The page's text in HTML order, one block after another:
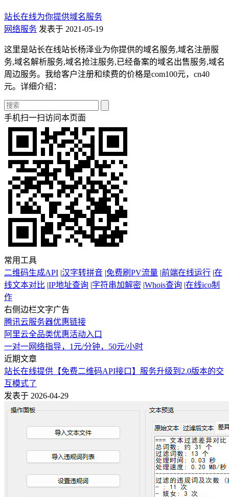
站长在线为你提供域名服务
网络服务 发表于 2021-05-19
这里是站长在线站长杨泽业为你提供的域名服务,域名注册服
务,域名解析服务,域名抢注服务,已经备案的域名出售服务,域名
周边服务。我给客户注册和续费的价格是com100元，cn40
元。详细介绍：
手机扫一扫访问本页面
常用工具
二维码生成API |汉字转拼音 |免费刷PV流量 |前端在线运行 |在
线文本对比 |IP地址查询 |字符串加解密 |Whois查询 |在线ico制
作
右侧边栏文字广告
腾讯云服务器优惠链接
阿里云全品类优惠活动入口
一对一网络指导，1元/分钟，50元/小时
近期文章
站长在线提供【免费二维码API接口】服务升级到2.0版本的交
互模式了
发表于 2026-04-29